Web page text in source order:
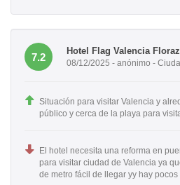
7.2
Hotel Flag Valencia
08/12/2025 - anónimo -
Situación para visitar Valencia y
público y cerca de la playa para
El hotel necesita una reforma en
para visitar ciudad de Valencia ya
de metro fácil de llegar yy hay